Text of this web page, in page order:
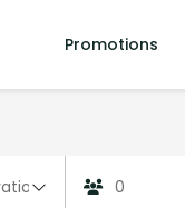
Promotions